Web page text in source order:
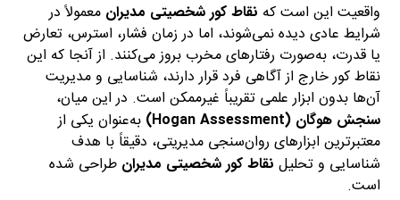
واقعیت این است که نقاط کور شخصیتی مدیران معمولاً در
شرایط عادی دیده نمی‌شوند، اما در زمان فشار، استرس، تعارض
یا قدرت، به‌صورت رفتارهای مخرب بروز می‌کنند. از آنجا که این
نقاط کور خارج از آگاهی فرد قرار دارند، شناسایی و مدیریت
آن‌ها بدون ابزار علمی تقریباً غیرممکن است. در این میان،
سنجش هوگان (Hogan Assessment)
به‌عنوان یکی از
معتبرترین ابزارهای روان‌سنجی مدیریتی، دقیقاً با هدف
شناسایی و تحلیل نقاط کور شخصیتی مدیران طراحی شده
است.